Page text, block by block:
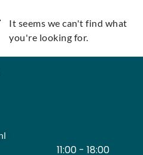
It seems we can't find what
you're looking for.
11:00 - 18:00